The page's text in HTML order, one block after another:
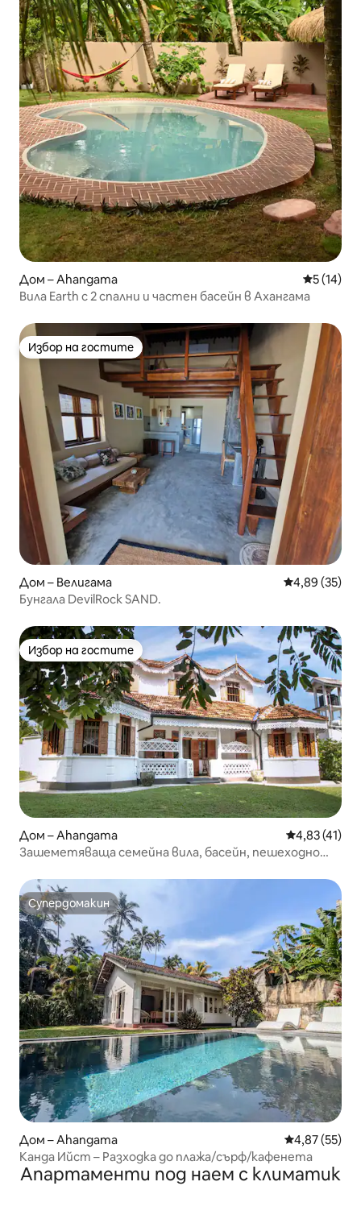
Дом – Ahangama Средна
5 (14)
Вила Earth с 2 спални и частен басейн в Ахангама
Избор на гостите
Избор на гостите
Дом – Велигама Средна
4,89 (35)
Бунгала DevilRock SAND.
Избор на гостите
Избор на гостите
Дом – Ahangama Средна
4,83 (41)
Зашеметяваща семейна вила, басейн, пешеходно
Супердомакин
Супердомакин
Дом – Ahangama Средна
4,87 (55)
Канда Ийст – Разходка до плажа/сърф/кафенета
Апартаменти под наем с климатик